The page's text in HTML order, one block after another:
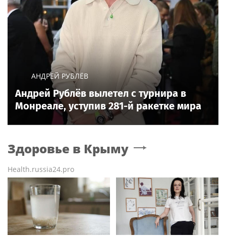
АНДРЕЙ РУБЛЁВ
Андрей Рублёв вылетел с турнира в
Монреале, уступив 281-й ракетке мира
Здоровье в Крыму
Health.russia24.pro